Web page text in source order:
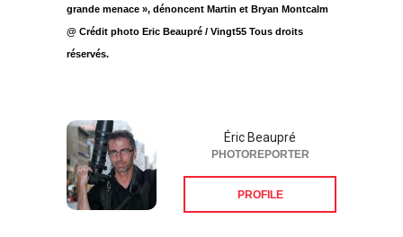
grande menace », dénoncent Martin et Bryan Montcalm
@ Crédit photo Eric Beaupré / Vingt55 Tous droits
réservés.
Éric Beaupré
PHOTOREPORTER
PROFILE